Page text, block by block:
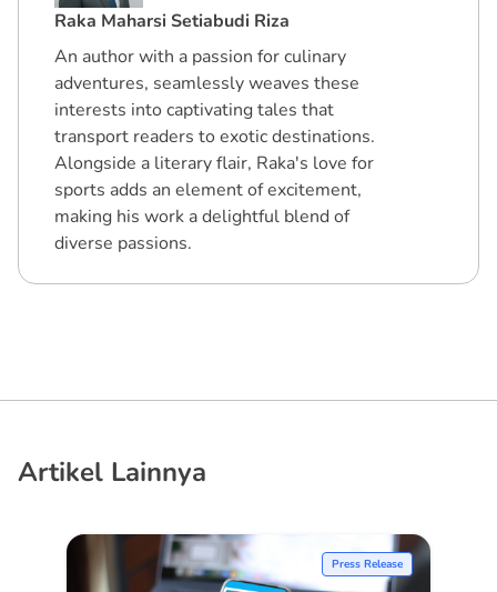
Raka Maharsi Setiabudi Riza
An author with a passion for culinary
adventures, seamlessly weaves these
interests into captivating tales that
transport readers to exotic destinations.
Alongside a literary flair, Raka's love for
sports adds an element of excitement,
making his work a delightful blend of
diverse passions.
Artikel Lainnya
Press Release